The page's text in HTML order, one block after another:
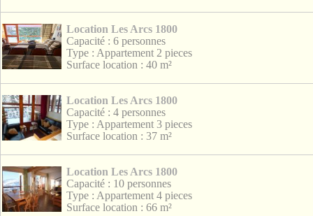
Location Les Arcs 1800
Capacité : 6 personnes
Type : Appartement 2 pieces
Surface location : 40 m²
Location Les Arcs 1800
Capacité : 4 personnes
Type : Appartement 3 pieces
Surface location : 37 m²
Location Les Arcs 1800
Capacité : 10 personnes
Type : Appartement 4 pieces
Surface location : 66 m²